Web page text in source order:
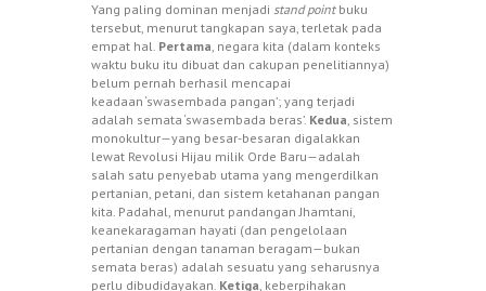
Yang paling dominan menjadi stand pointbuku
tersebut, menurut tangkapan saya, terletak pada
empat hal. Pertama, negara kita (dalam konteks
waktu buku itu dibuat dan cakupan penelitiannya)
belum pernah berhasil mencapai
keadaan ‘swasembada pangan’; yang terjadi
adalah semata ‘swasembada beras’. Kedua, sistem
monokultur—yang besar-besaran digalakkan
lewat Revolusi Hijau milik Orde Baru—adalah
salah satu penyebab utama yang mengerdilkan
pertanian, petani, dan sistem ketahanan pangan
kita. Padahal, menurut pandangan Jhamtani,
keanekaragaman hayati (dan pengelolaan
pertanian dengan tanaman beragam—bukan
semata beras) adalah sesuatu yang seharusnya
perlu dibudidayakan. Ketiga, keberpihakan